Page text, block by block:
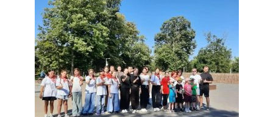
победил во втором конкурсе
программы «Красота внутри»
БОЛЬШЕ НОВОСТЕЙ